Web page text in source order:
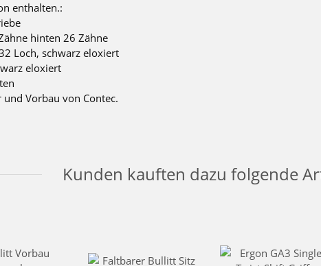
enthalten.:
hinten 26 Zähne
Loch, schwarz eloxiert
eloxiert
Vorbau von Contec.
Kunden kauften dazu folgende